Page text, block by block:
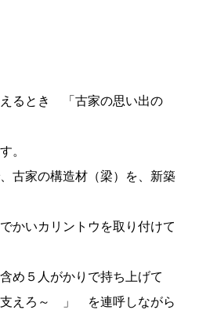
るとき 「古家の思い出の
。
古家の構造材（梁）を、新築
かいカリントウを取り付けて
め５人がかりで持ち上げて
ろ～ 」 を連呼しながら